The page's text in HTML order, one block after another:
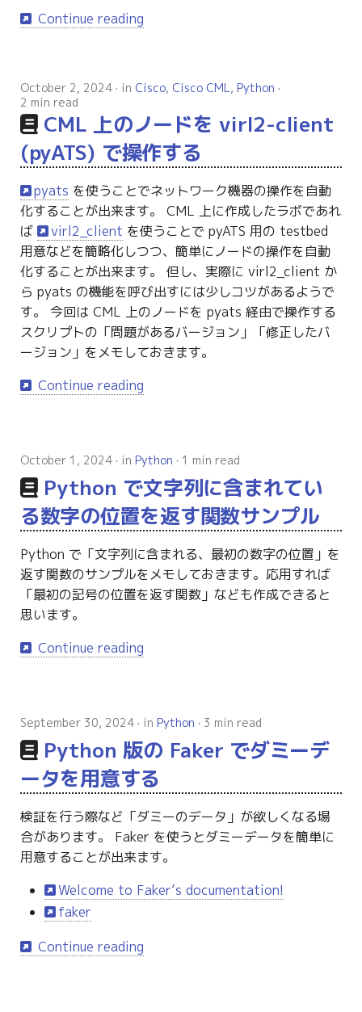
Continue reading
October 2, 2024 in Cisco, Cisco CML, Python
2 min read
CML 上のノードを virl2-client
(pyATS) で操作する
pyats を使うことでネットワーク機器の操作を自動
化することが出来ます。 CML 上に作成したラボであれ
ば
virl2_client を使うことで pyATS 用の testbed
用意などを簡略化しつつ、簡単にノードの操作を自動
化することが出来ます。 但し、実際に virl2_client か
ら pyats の機能を呼び出すには少しコツがあるようで
す。 今回は CML 上のノードを pyats 経由で操作する
スクリプトの「問題があるバージョン」「修正したバ
ージョン」をメモしておきます。
Continue reading
October 1, 2024 in Python 1 min read
Python で文字列に含まれてい
る数字の位置を返す関数サンプル
Python で「文字列に含まれる、最初の数字の位置」を
返す関数のサンプルをメモしておきます。応用すれば
「最初の記号の位置を返す関数」なども作成できると
思います。
Continue reading
September 30, 2024 in Python 3 min read
Python 版の Faker でダミーデ
ータを用意する
検証を行う際など「ダミーのデータ」が欲しくなる場
合があります。 Faker を使うとダミーデータを簡単に
用意することが出来ます。
Welcome to Faker’s documentation!
faker
Continue reading